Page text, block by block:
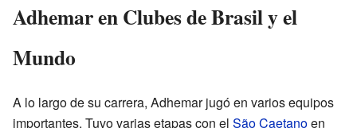
Adhemar en Clubes de Brasil y el
Mundo
A lo largo de su carrera, Adhemar jugó en varios equipos
importantes. Tuvo varias etapas con el São Caetanoen